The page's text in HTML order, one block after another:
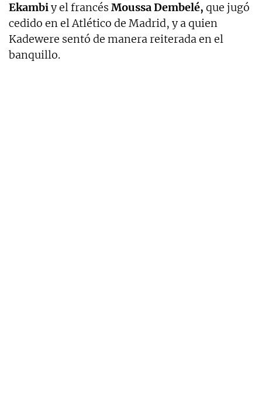
Ekambiy el francés Moussa Dembelé, que jugó
cedido en el Atlético de Madrid, y a quien
Kadewere sentó de manera reiterada en el
banquillo.